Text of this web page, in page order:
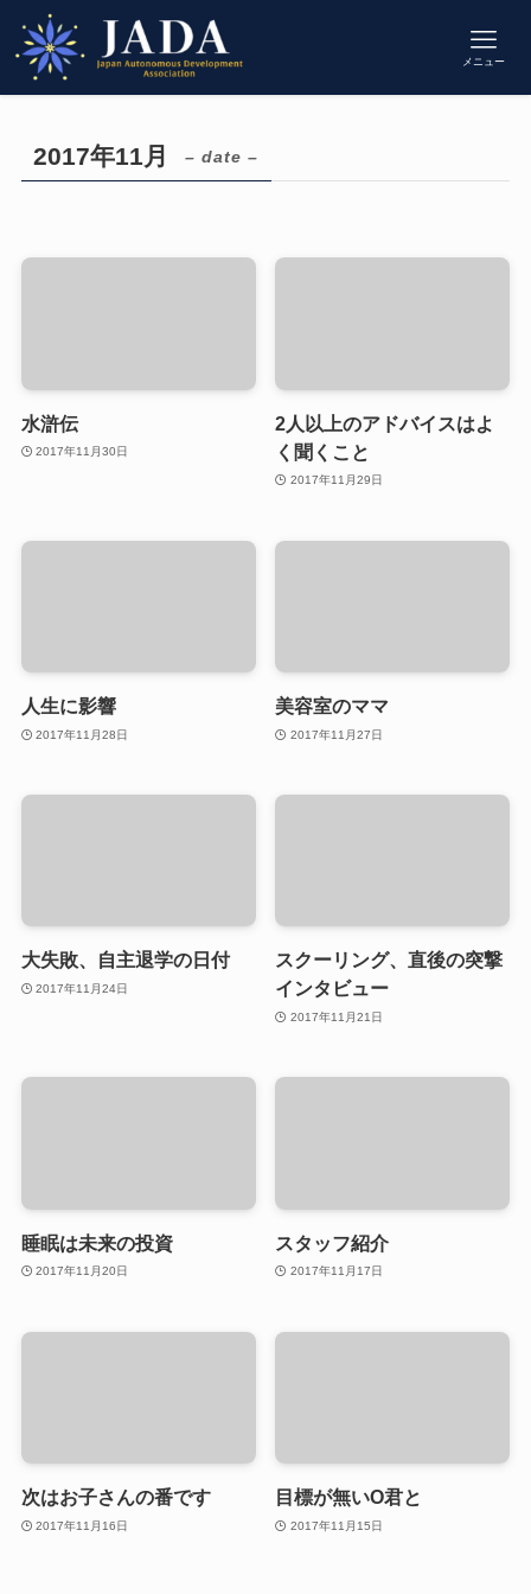
メニュー
2017年11月 – date –
水滸伝
2017年11月30日
2人以上のアドバイスはよ
く聞くこと
2017年11月29日
人生に影響
2017年11月28日
美容室のママ
2017年11月27日
大失敗、自主退学の日付
2017年11月24日
スクーリング、直後の突撃
インタビュー
2017年11月21日
睡眠は未来の投資
2017年11月20日
スタッフ紹介
2017年11月17日
次はお子さんの番です
2017年11月16日
目標が無いO君と
2017年11月15日